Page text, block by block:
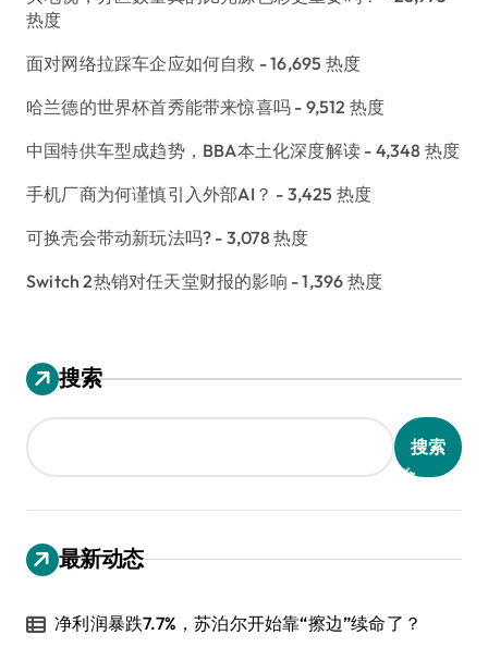
热度
面对网络拉踩车企应如何自救 - 16,695 热度
哈兰德的世界杯首秀能带来惊喜吗 - 9,512 热度
中国特供车型成趋势，BBA本土化深度解读 - 4,348 热度
手机厂商为何谨慎引入外部AI？ - 3,425 热度
可换壳会带动新玩法吗? - 3,078 热度
Switch 2热销对任天堂财报的影响 - 1,396 热度
搜索
搜索
最新动态
净利润暴跌7.7%，苏泊尔开始靠“擦边”续命了？